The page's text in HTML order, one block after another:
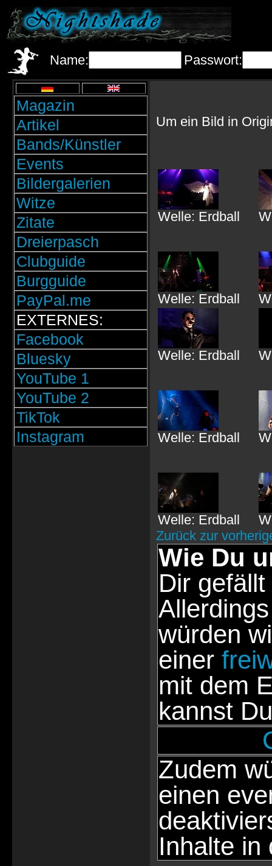
Name: Passwort:
Magazin
Artikel
Bands/Künstler
Events
Bildergalerien
Witze
Zitate
Dreierpasch
Clubguide
Burgguide
PayPal.me
EXTERNES:
Facebook
Bluesky
YouTube 1
YouTube 2
TikTok
Instagram
Um ein Bild in
Welle: Erdball
Welle: Erdball
Welle: Erdball
Welle: Erdball
Welle: Erdball
Zurück zur
Wie Du
Dir
würden
einer
mit dem
kannst
Zudem
einen
Inhalte in